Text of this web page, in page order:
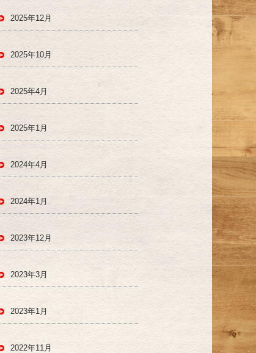
2025年12月
2025年10月
2025年4月
2025年1月
2024年4月
2024年1月
2023年12月
2023年3月
2023年1月
2022年11月